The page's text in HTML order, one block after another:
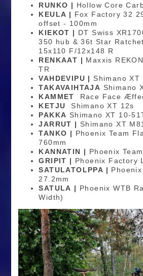
RUNKO | Hollow Core
KEULA | Fox Factory 32
offset - 100mm
KIEKOT | DT Swiss
350 hub & 36t Star
15x110 F/12x148 R
RENKAAT | Maxxis
TR
VAHDEVIPU | Shimano XT
TAKAVAIHTAJA Shimano
KAMMET
Race Face
KETJU Shimano XT 12s
PAKKA Shimano XT 10-
JARRUT | Shimano XT
TANKO | Phoenix Team
760mm
KANNATIN | Phoenix
GRIPIT | Phoenix Factory
SATULATOLPPA |
27.2mm
SATULA | Phoenix WTB
Width)